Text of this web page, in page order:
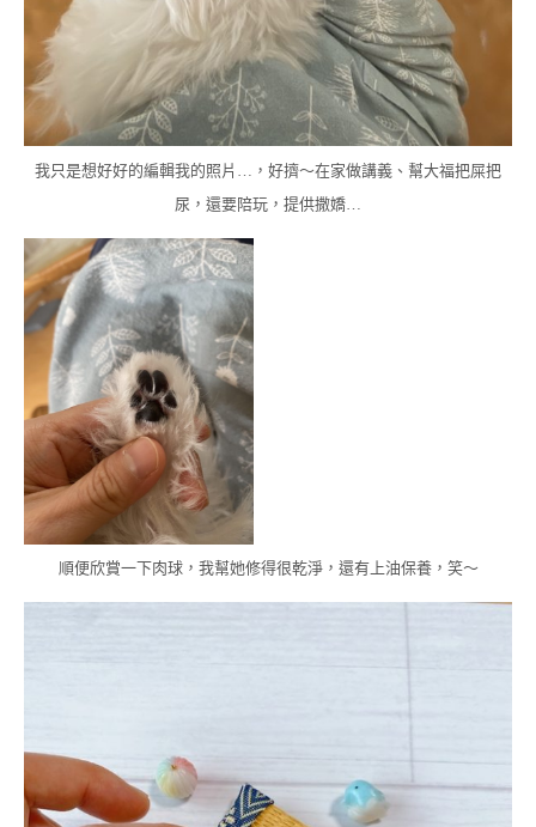
我只是想好好的編輯我的照片…，好擠～在家做講義、幫大福把屎把
尿，還要陪玩，提供撒嬌…
順便欣賞一下肉球，我幫她修得很乾淨，還有上油保養，笑～